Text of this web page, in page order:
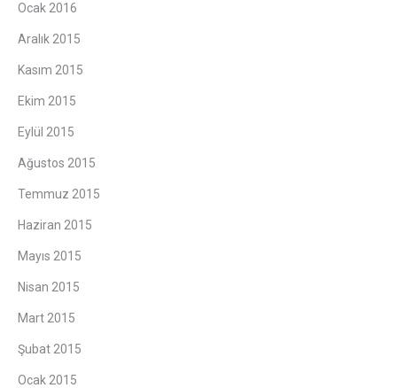
Ocak 2016
Aralık 2015
Kasım 2015
Ekim 2015
Eylül 2015
Ağustos 2015
Temmuz 2015
Haziran 2015
Mayıs 2015
Nisan 2015
Mart 2015
Şubat 2015
Ocak 2015